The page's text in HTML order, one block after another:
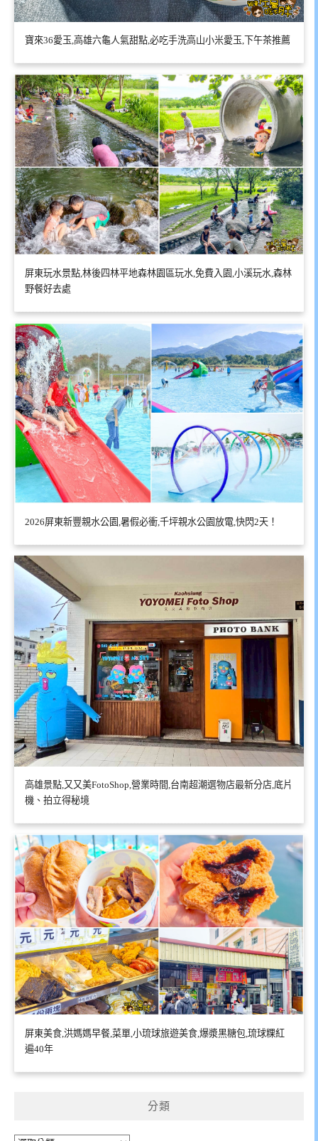
寶來36愛玉,高雄六龜人氣甜點,必吃手洗高山小米愛玉,下午茶推薦
屏東玩水景點,林後四林平地森林園區玩水,免費入園,小溪玩水,森林
野餐好去處
2026屏東新豐親水公園,暑假必衝,千坪親水公園放電,快閃2天！
高雄景點,又又美FotoShop,營業時間,台南超潮選物店最新分店,底片
機、拍立得秘境
屏東美食,洪媽媽早餐,菜單,小琉球旅遊美食,爆漿黑糖包,琉球粿紅
遍40年
分類